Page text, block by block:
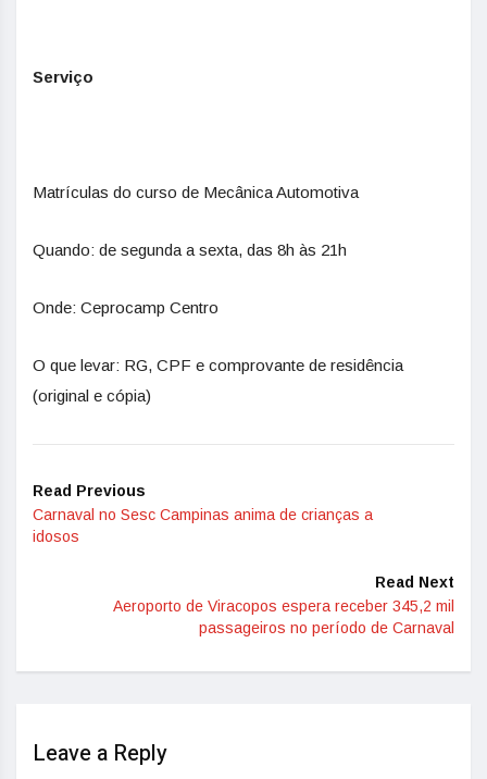
Serviço
Matrículas do curso de Mecânica Automotiva
Quando: de segunda a sexta, das 8h às 21h
Onde: Ceprocamp Centro
O que levar: RG, CPF e comprovante de residência
(original e cópia)
Read Previous
Carnaval no Sesc Campinas anima de crianças a
idosos
Read Next
Aeroporto de Viracopos espera receber 345,2 mil
passageiros no período de Carnaval
Leave a Reply